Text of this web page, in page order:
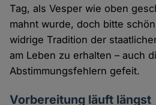
Tag, als Vesper wie oben
mahnt wurde, doch bitte
widrige Tradition der
am Leben zu er­halten – auch
Abstimmungs­fehlern gefeit.
Vorbereitung läuft längst